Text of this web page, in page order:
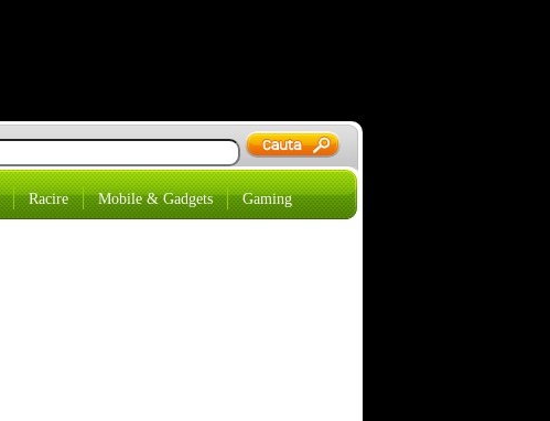
Racire Mobile & Gadgets Gaming